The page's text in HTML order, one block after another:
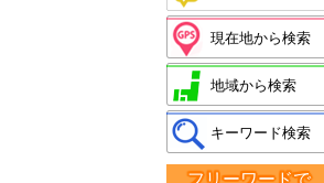
現在地から検索
地域から検索
キーワード検索
フリーワードで